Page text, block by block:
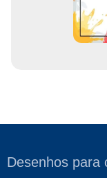
Desenhos para